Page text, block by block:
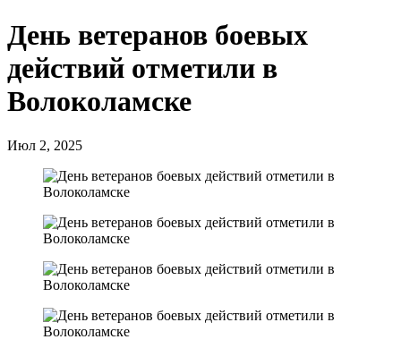
День ветеранов боевых
действий отметили в
Волоколамске
Июл 2, 2025